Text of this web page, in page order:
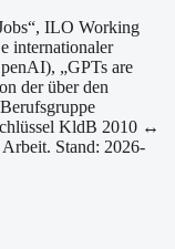
ILO Working
internationaler
„GPTs are
der über den
KldB 2010 ↔
Arbeit. Stand: 2026-